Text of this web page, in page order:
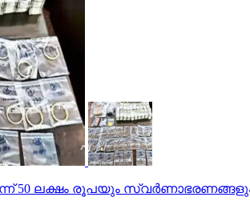
ലക്ഷം രൂപയും സ്വര്‍ണാഭരണങ്ങളും